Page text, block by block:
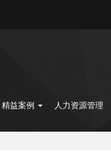
精益案例 人力资源管理